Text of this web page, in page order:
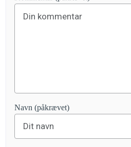
Navn (påkrævet)